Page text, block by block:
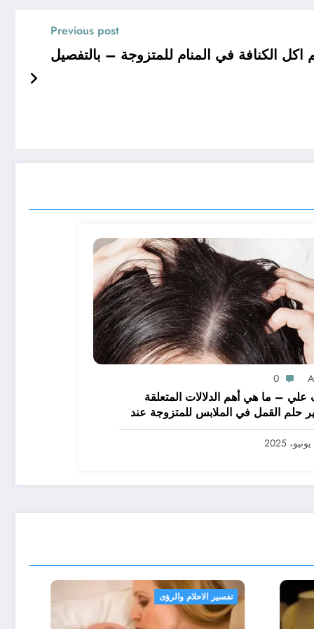
Previous post
الكنافة في المنام للمتزوجة – بالتفصيل
0
– ما هي أهم الدلالات المتعلقة
حلم القمل في الملابس للمتزوجة عند
– بالتفصيل
تفسير الاحلام والرؤى